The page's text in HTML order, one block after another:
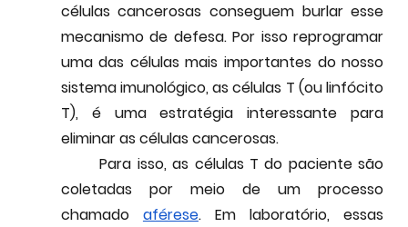
células cancerosas conseguem burlar esse
mecanismo de defesa. Por isso reprogramar
uma das células mais importantes do nosso
sistema imunológico, as células T (ou linfócito
T), é uma estratégia interessante para
eliminar as células cancerosas.
	Para isso, as células T do paciente são
coletadas por meio de um processo
chamado aférese. Em laboratório, essas